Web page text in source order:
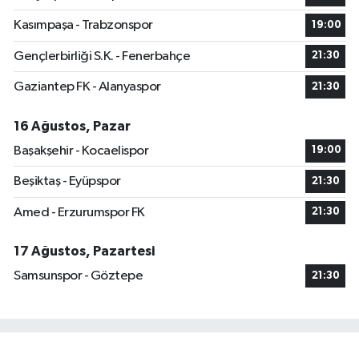
Kasımpaşa - Trabzonspor 19:00
Gençlerbirliği S.K. - Fenerbahçe 21:30
Gaziantep FK - Alanyaspor 21:30
16 Ağustos, Pazar
Başakşehir - Kocaelispor
19:00
Beşiktaş - Eyüpspor 21:30
Amed - Erzurumspor FK 21:30
17 Ağustos, Pazartesi
Samsunspor - Göztepe
21:30